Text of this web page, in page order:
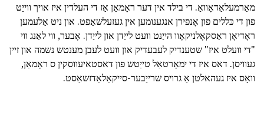
מאַרמעלאַדאָוואַ. די בילד אין דער ראָמאַן אַז די העלדין איז אויך ווייַט
פון די כּללים פון אָנפירן אנגענומען אין געזעלשאַפט. און ניט אַלעמען
ראָדיאָן ראַסקאָלניקאָוו הייַנט וועט לייַדן און לייַדן. אָבער, ווי לאַנג ווי
"די וועלט איז" שטענדיק לעבעדיק און וועט לעבן מענטש נשמה און זיין
געוויסן. דאס איז די ימאָרטאַל טייַטש פון דאסטאיעווסקין ס ראָמאַן,
וואָס איז געהאלטן אַ גרויס שרייַבער-סייקאַלאַדזשאַסט.